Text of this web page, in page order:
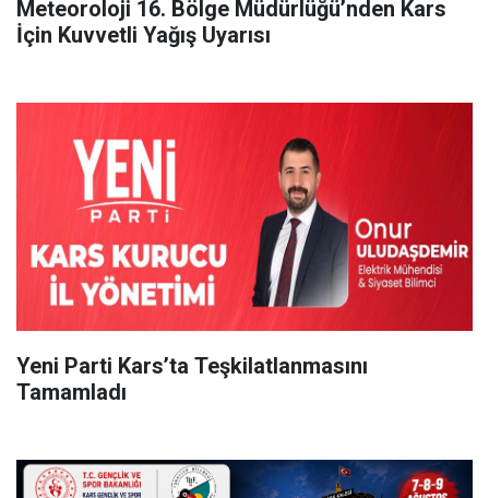
Meteoroloji 16. Bölge Müdürlüğü’nden Kars
İçin Kuvvetli Yağış Uyarısı
Yeni Parti Kars’ta Teşkilatlanmasını
Tamamladı